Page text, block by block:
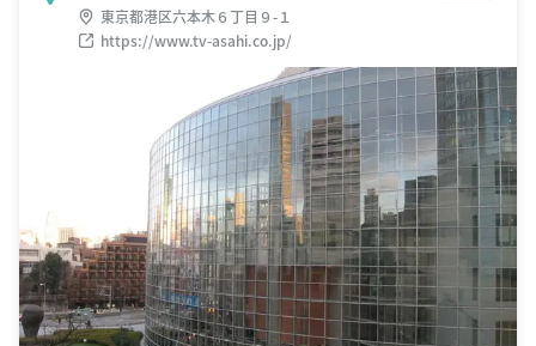
東京都港区六本木６丁目９-１
https://www.tv-asahi.co.jp/